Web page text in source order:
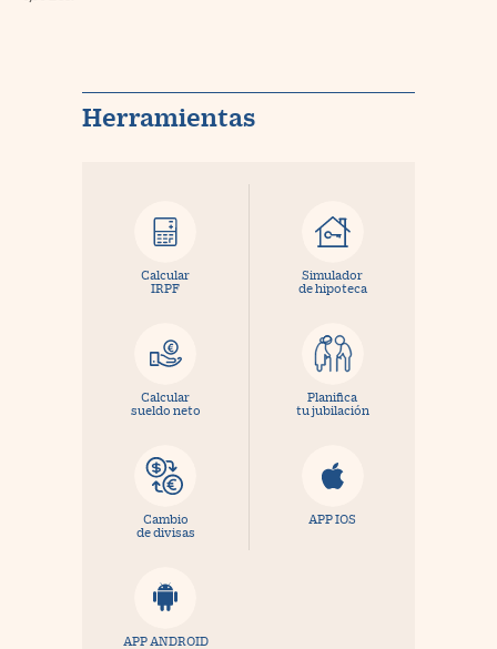
Herramientas
Calcular
IRPF
Simulador
de hipoteca
Calcular
sueldo neto
Planifica
tu jubilación
Cambio
de divisas
APP IOS
APP ANDROID